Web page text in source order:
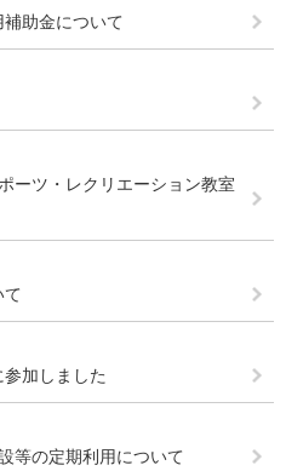
助金について
ツ・レクリエーション教室
て
加しました
等の定期利用について